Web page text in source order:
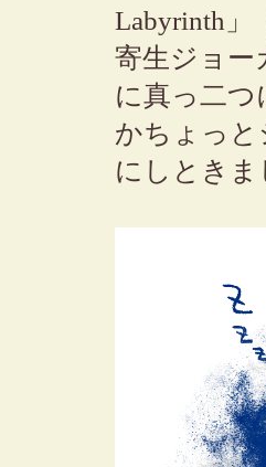
Labyrinth」
寄生ジョー
に真っ二
かちょっ
にしときま